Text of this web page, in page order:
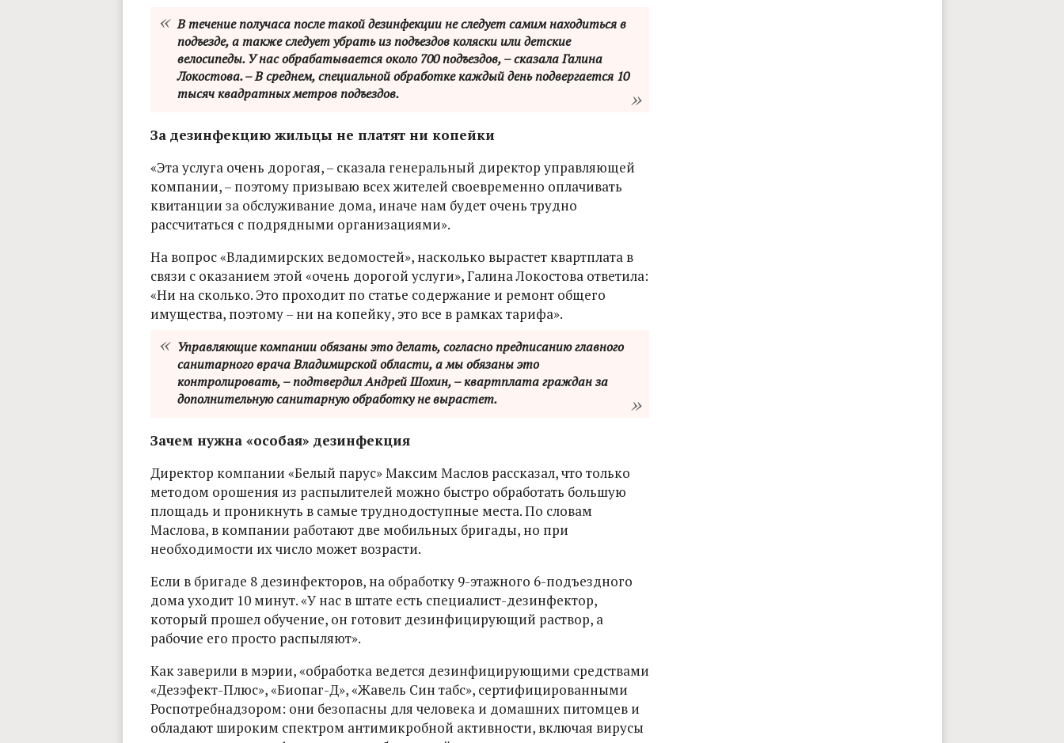
В течение получаса после такой дезинфекции не следует самим находиться в
подъезде, а также следует убрать из подъездов коляски или детские
велосипеды. У нас обрабатывается около 700 подъездов, – сказала Галина
Локостова. – В среднем, специальной обработке каждый день подвергается 10
тысяч квадратных метров подъездов.
За дезинфекцию жильцы не платят ни копейки
«Эта услуга очень дорогая, – сказала генеральный директор управляющей
компании, – поэтому призываю всех жителей своевременно оплачивать
квитанции за обслуживание дома, иначе нам будет очень трудно
рассчитаться с подрядными организациями».
На вопрос «Владимирских ведомостей», насколько вырастет квартплата в
связи с оказанием этой «очень дорогой услуги», Галина Локостова ответила:
«Ни на сколько. Это проходит по статье содержание и ремонт общего
имущества, поэтому – ни на копейку, это все в рамках тарифа».
Управляющие компании обязаны это делать, согласно предписанию главного
санитарного врача Владимирской области, а мы обязаны это
контролировать, – подтвердил Андрей Шохин, – квартплата граждан за
дополнительную санитарную обработку не вырастет.
Зачем нужна «особая» дезинфекция
Директор компании «Белый парус» Максим Маслов рассказал, что только
методом орошения из распылителей можно быстро обработать большую
площадь и проникнуть в самые труднодоступные места. По словам
Маслова, в компании работают две мобильных бригады, но при
необходимости их число может возрасти.
Если в бригаде 8 дезинфекторов, на обработку 9-этажного 6-подъездного
дома уходит 10 минут. «У нас в штате есть специалист-дезинфектор,
который прошел обучение, он готовит дезинфицирующий раствор, а
рабочие его просто распыляют».
Как заверили в мэрии, «обработка ведется дезинфицирующими средствами
«Дезэфект-Плюс», «Биопаг-Д», «Жавель Син табс», сертифицированными
Роспотребнадзором: они безопасны для человека и домашних питомцев и
обладают широким спектром антимикробной активности, включая вирусы